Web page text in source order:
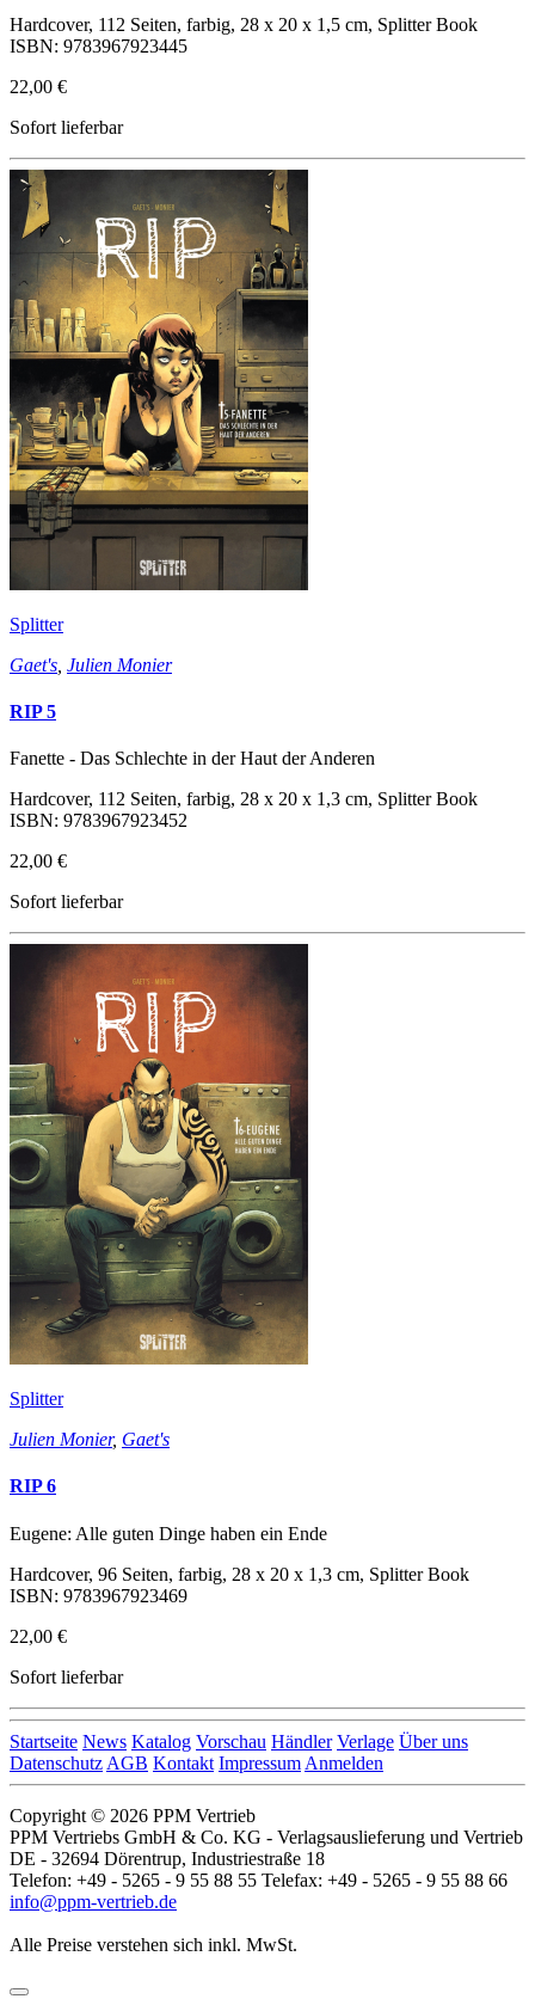
Hardcover, 112 Seiten, farbig, 28 x 20 x 1,5 cm, Splitter Book
ISBN: 9783967923445
22,00 €
Sofort lieferbar
Splitter
Gaet's Julien Monier
RIP 5
Fanette - Das Schlechte in der Haut der Anderen
Hardcover, 112 Seiten, farbig, 28 x 20 x 1,3 cm, Splitter Book
ISBN: 9783967923452
22,00 €
Sofort lieferbar
Splitter
Julien Monier, Gaet's
RIP 6
Eugene: Alle guten Dinge haben ein Ende
Hardcover, 96 Seiten, farbig, 28 x 20 x 1,3 cm, Splitter Book
ISBN: 9783967923469
22,00 €
Sofort lieferbar
Startseite News Katalog Vorschau Händler Verlage Über uns
Datenschutz AGB Kontakt Impressum Anmelden
Copyright © 2026 PPM Vertrieb
PPM Vertriebs GmbH & Co. KG - Verlagsauslieferung und Vertrieb
DE - 32694 Dörentrup, Industriestraße 18
Telefon: +49 - 5265 - 9 55 88 55 Telefax: +49 - 5265 - 9 55 88 66
info@ppm-vertrieb.de
Alle Preise verstehen sich inkl. MwSt.